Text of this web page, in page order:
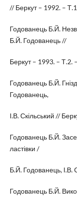
// Беркут – 1992. –
Годованець Б.Й.
Б.Й. Годованець //
Беркут – 1993. – Т.2.
Годованець Б.Й.
Годованець,
І.В. Скільський //
Годованець Б.Й.
ластівки /
Б.Й. Годованець, І.В.
Годованець Б.Й.